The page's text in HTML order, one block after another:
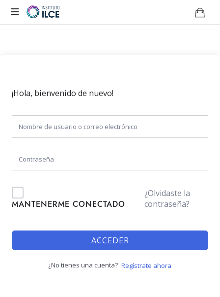
¡Hola, bienvenido de nuevo!
MANTENERME CONECTADO
¿Olvidaste la
contraseña?
ACCEDER
¿No tienes una cuenta? Regístrate ahora